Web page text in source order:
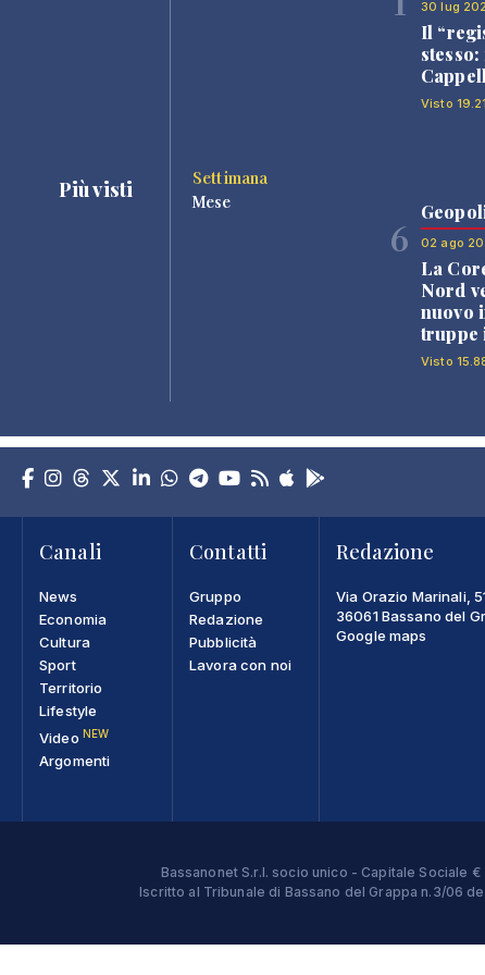
Più visti
Settimana
Mese
30 lug
Il
Visto
6 02 ago
La
Nord
nuovo
truppe
Visto
Canali
News
Economia
Cultura
Sport
Territorio
Lifestyle
Video NEW
Argomenti
Contatti
Gruppo
Redazione
Pubblicità
Lavora con noi
Redazione
Via Orazio Marinali,
36061 Bassano del
Google maps
Bassanonet S.r.l. socio unico - Capitale Sociale
Iscritto al Tribunale di Bassano del Grappa n.3/06